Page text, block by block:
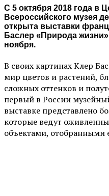
С 5 октября 2018 года в
Всероссийского музея
открыта выставки
Баслер «Природа
ноября.
В своих картинах Клер
мир цветов и растений,
сложных оттенков и
первый в России
выставке представлено
которые ведут
объектами, отобранными